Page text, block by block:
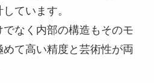
ています。
なく内部の構造もそのモ
て高い精度と芸術性が両